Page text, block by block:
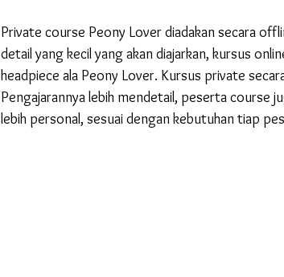
Private course Peony Lover diadakan secara
detail yang kecil yang akan diajarkan, kursus
headpiece ala Peony Lover. Kursus private
Pengajarannya lebih mendetail, peserta course
lebih personal, sesuai dengan kebutuhan tiap